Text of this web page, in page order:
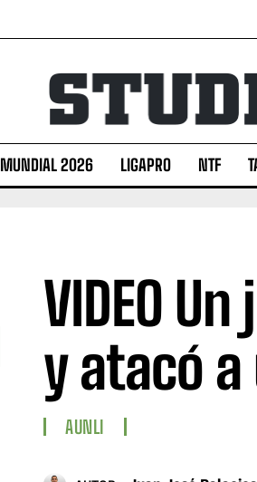
MUNDIAL 2026 LIGAPRO NTF
VIDEO
y atacó
AUNLI